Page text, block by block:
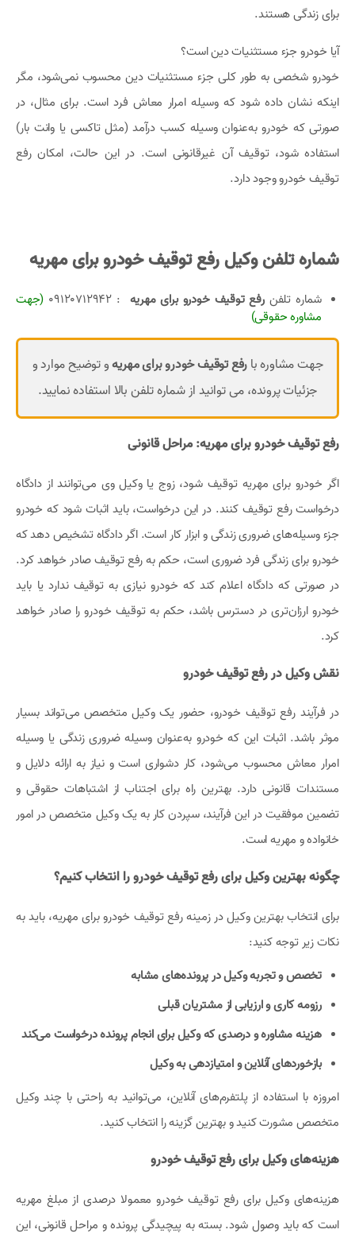
برای زندگی هستند.
آیا خودرو جزء مستثنیات دین است؟
خودرو شخصی به طور کلی جزء مستثنیات دین محسوب نمی‌شود، مگر
اینکه نشان داده شود که وسیله امرار معاش فرد است. برای مثال، در
صورتی که خودرو به‌عنوان وسیله کسب درآمد (مثل تاکسی یا وانت بار)
استفاده شود، توقیف آن غیرقانونی است. در این حالت، امکان رفع
توقیف خودرو وجود دارد.
شماره تلفن وکیل رفع توقیف خودرو برای مهریه
شماره تلفنرفع توقیف خودرو برای مهریه :‌ 09120712942
(جهت
مشاوره حقوقی)
جهت مشاوره بارفع توقیف خودرو برای مهریهو توضیح موارد و
جزئیات پرونده، می توانید از شماره تلفن بالا استفاده نمایید.
رفع توقیف خودرو برای مهریه: مراحل قانونی
اگر خودرو برای مهریه توقیف شود، زوج یا وکیل وی می‌توانند از دادگاه
درخواست رفع توقیف کنند. در این درخواست، باید اثبات شود که خودرو
جزء وسیله‌های ضروری زندگی و ابزار کار است. اگر دادگاه تشخیص دهد که
خودرو برای زندگی فرد ضروری است، حکم به رفع توقیف صادر خواهد کرد.
در صورتی که دادگاه اعلام کند که خودرو نیازی به توقیف ندارد یا باید
خودرو ارزان‌تری در دسترس باشد، حکم به توقیف خودرو را صادر خواهد
کرد.
نقش وکیل در رفع توقیف خودرو
در فرآیند رفع توقیف خودرو، حضور یک وکیل متخصص می‌تواند بسیار
موثر باشد. اثبات این که خودرو به‌عنوان وسیله ضروری زندگی یا وسیله
امرار معاش محسوب می‌شود، کار دشواری است و نیاز به ارائه دلایل و
مستندات قانونی دارد. بهترین راه برای اجتناب از اشتباهات حقوقی و
تضمین موفقیت در این فرآیند، سپردن کار به یک وکیل متخصص در امور
خانواده و مهریه است.
چگونه بهترین وکیل برای رفع توقیف خودرو را انتخاب کنیم؟
برای انتخاب بهترین وکیل در زمینه رفع توقیف خودرو برای مهریه، باید به
نکات زیر توجه کنید:
تخصص و تجربه وکیل در پرونده‌های مشابه
رزومه کاری و ارزیابی از مشتریان قبلی
هزینه مشاوره و درصدی که وکیل برای انجام پرونده درخواست می‌کند
بازخوردهای آنلاین و امتیازدهی به وکیل
امروزه با استفاده از پلتفرم‌های آنلاین، می‌توانید به راحتی با چند وکیل
متخصص مشورت کنید و بهترین گزینه را انتخاب کنید.
هزینه‌های وکیل برای رفع توقیف خودرو
هزینه‌های وکیل برای رفع توقیف خودرو معمولا درصدی از مبلغ مهریه
است که باید وصول شود. بسته به پیچیدگی پرونده و مراحل قانونی، این